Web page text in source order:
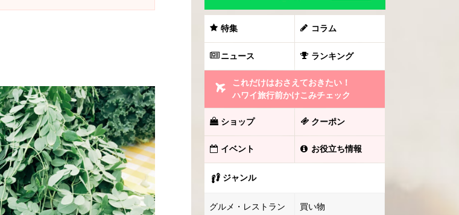
特集 コラム
ニュース ランキング
これだけはおさえておきたい！
ハワイ旅行前かけこみチェック
ショップ クーポン
イベント お役立ち情報
ジャンル
グルメ・レストラン 買い物